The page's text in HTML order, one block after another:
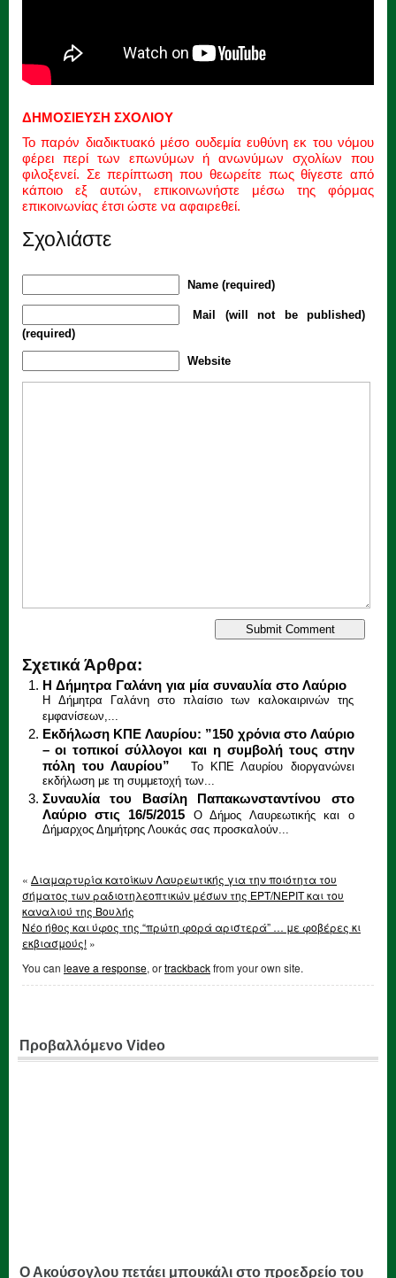
ΔΗΜΟΣΙΕΥΣΗ ΣΧΟΛΙΟΥ
Το παρόν διαδικτυακό μέσο ουδεμία ευθύνη εκ του νόμου
φέρει περί των επωνύμων ή ανωνύμων σχολίων που
φιλοξενεί. Σε περίπτωση που θεωρείτε πως θίγεστε από
κάποιο εξ αυτών, επικοινωνήστε μέσω της φόρμας
επικοινωνίας έτσι ώστε να αφαιρεθεί.
Σχολιάστε
Name (required)
Mail (will not be published)
(required)
Website
Σχετικά Άρθρα:
Η Δήμητρα Γαλάνη για μία συναυλία στο Λαύριο
H Δήμητρα Γαλάνη στο πλαίσιο των καλοκαιρινών της
εμφανίσεων,...
Εκδήλωση ΚΠΕ Λαυρίου: ”150 χρόνια στο Λαύριο
– οι τοπικοί σύλλογοι και η συμβολή τους στην
πόλη του Λαυρίου”
Το ΚΠΕ Λαυρίου διοργανώνει
εκδήλωση με τη συμμετοχή των...
Συναυλία του Βασίλη Παπακωνσταντίνου στο
Λαύριο στις 16/5/2015
Ο Δήμος Λαυρεωτικής και ο
Δήμαρχος Δημήτρης Λουκάς σας προσκαλούν...
« Διαμαρτυρία κατοίκων Λαυρεωτικής για την ποιότητα του
σήματος των ραδιοτηλεοπτικών μέσων της ΕΡΤ/ΝΕΡΙΤ και του
καναλιού της Βουλής
Νέο ήθος και ύφος της “πρώτη φορά αριστερά” … με φοβέρες κι
εκβιασμούς! »
You can leave a response, ortrackbackfrom your own site.
Προβαλλόμενο Video
Ο Ακούσογλου πετάει μπουκάλι στο προεδρείο του